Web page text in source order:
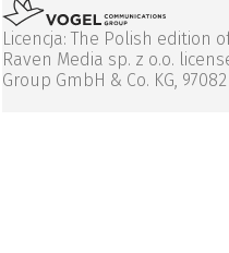
Licencja: The Polish edition
Raven Media sp. z o.o.
Group GmbH & Co. KG,